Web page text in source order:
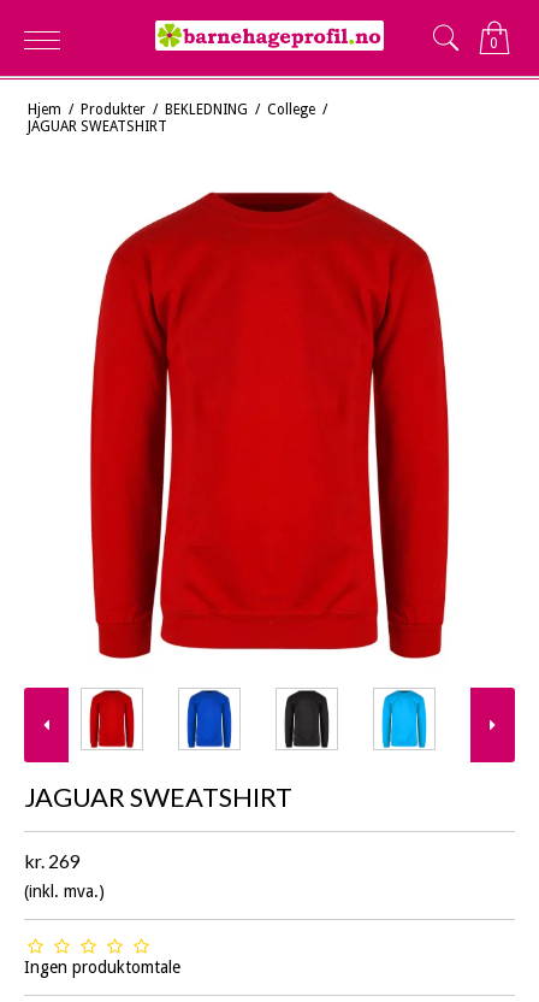
0
Hjem / Produkter / BEKLEDNING / College /
JAGUAR SWEATSHIRT
JAGUAR SWEATSHIRT
kr. 269
(inkl. mva.)
Ingen produktomtale